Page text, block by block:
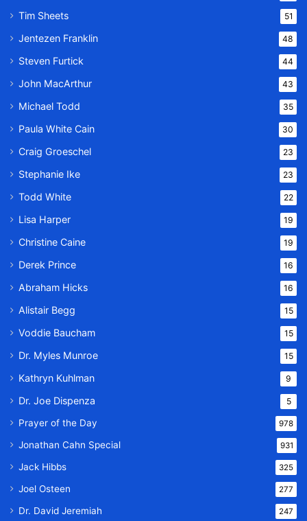
Tim Sheets 51
Jentezen Franklin 48
Steven Furtick 44
John MacArthur 43
Michael Todd 35
Paula White Cain 30
Craig Groeschel 23
Stephanie Ike 23
Todd White 22
Lisa Harper 19
Christine Caine 19
Derek Prince 16
Abraham Hicks 16
Alistair Begg 15
Voddie Baucham 15
Dr. Myles Munroe 15
Kathryn Kuhlman 9
Dr. Joe Dispenza 5
Prayer of the Day 978
Jonathan Cahn Special 931
Jack Hibbs 325
Joel Osteen 277
Dr. David Jeremiah 247